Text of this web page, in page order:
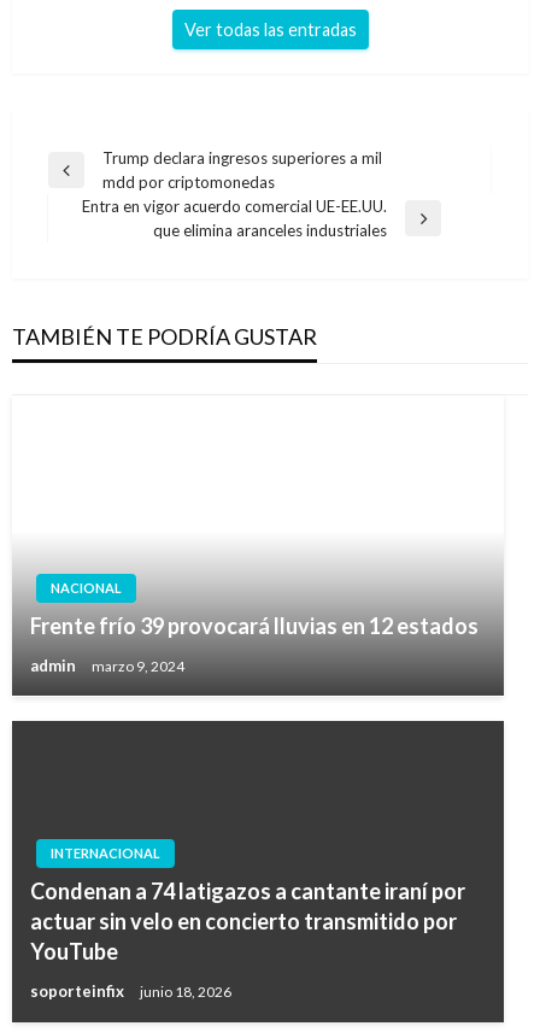
Ver todas las entradas
Navegación
Entrada
anterior
Trump declara ingresos superiores a mil
mdd por criptomonedas
Entra en vigor acuerdo comercial UE-EE.UU.
que elimina aranceles industriales
TAMBIÉN TE PODRÍA GUSTAR
NACIONAL
Frente frío 39 provocará lluvias en 12 estados
admin marzo 9, 2024
INTERNACIONAL
Condenan a 74 latigazos a cantante iraní por
actuar sin velo en concierto transmitido por
YouTube
soporteinfix junio 18, 2026